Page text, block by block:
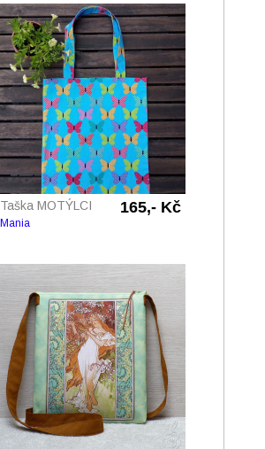
Taška MOTÝLCI 165,- Kč
Mania